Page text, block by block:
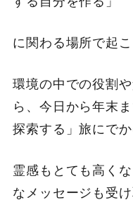
に関わる場所で起こ
環境の中での役割
ら、今日から年末
探索する」旅にで
霊感もとても高く
なメッセージも受